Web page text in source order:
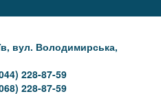
вул. Володимирська,
228-87-59
228-87-59